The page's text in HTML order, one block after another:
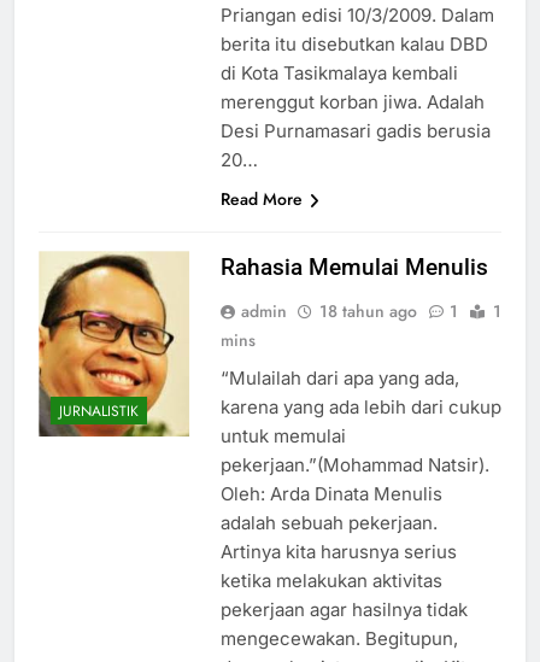
Priangan edisi 10/3/2009. Dalam
berita itu disebutkan kalau DBD
di Kota Tasikmalaya kembali
merenggut korban jiwa. Adalah
Desi Purnamasari gadis berusia
20…
Read More
JURNALISTIK
Rahasia Memulai Menulis
admin 18 tahun ago 1
1
mins
“Mulailah dari apa yang ada,
karena yang ada lebih dari cukup
untuk memulai
pekerjaan.”(Mohammad Natsir).
Oleh: Arda Dinata Menulis
adalah sebuah pekerjaan.
Artinya kita harusnya serius
ketika melakukan aktivitas
pekerjaan agar hasilnya tidak
mengecewakan. Begitupun,